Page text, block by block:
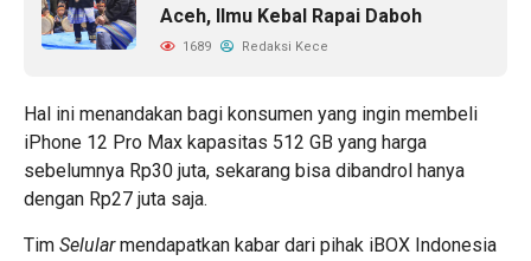
Aceh, Ilmu Kebal Rapai Daboh
1689 Redaksi Kece
Hal ini menandakan bagi konsumen yang ingin membeli
iPhone 12 Pro Max kapasitas 512 GB yang harga
sebelumnya Rp30 juta, sekarang bisa dibandrol hanya
dengan Rp27 juta saja.
Tim Selularmendapatkan kabar dari pihak iBOX Indonesia